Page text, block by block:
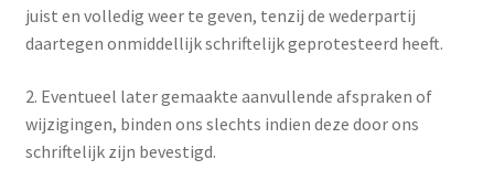
juist en volledig weer te geven, tenzij de wederpartij
daartegen onmiddellijk schriftelijk geprotesteerd heeft.
2. Eventueel later gemaakte aanvullende afspraken of
wijzigingen, binden ons slechts indien deze door ons
schriftelijk zijn bevestigd.